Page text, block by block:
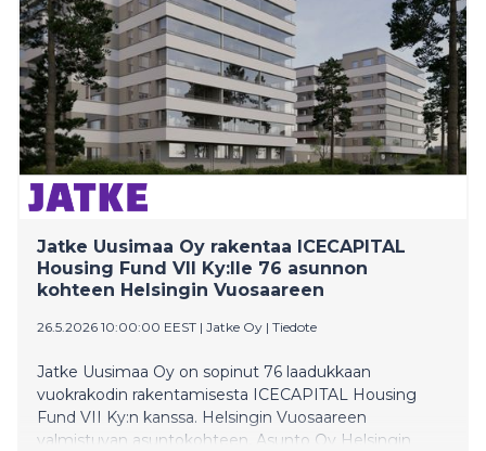
Jatke Uusimaa Oy rakentaa ICECAPITAL
Housing Fund VII Ky:lle 76 asunnon
kohteen Helsingin Vuosaareen
26.5.2026 10:00:00 EEST | Jatke Oy | Tiedote
Jatke Uusimaa Oy on sopinut 76 laadukkaan
vuokrakodin rakentamisesta ICECAPITAL Housing
Fund VII Ky:n kanssa. Helsingin Vuosaareen
valmistuvan asuntokohteen, Asunto Oy Helsingin